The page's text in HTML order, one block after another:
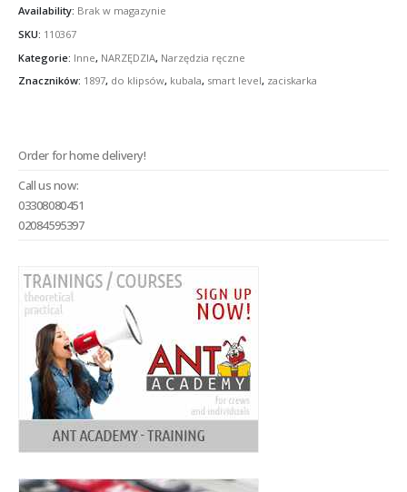
Availability: Brak w magazynie
SKU: 110367
Kategorie: Inne, NARZĘDZIA, Narzędzia ręczne
Znaczników: 1897, do klipsów, kubala, smart level, zaciskarka
Order for home delivery!
Call us now:
03308080451
02084595397